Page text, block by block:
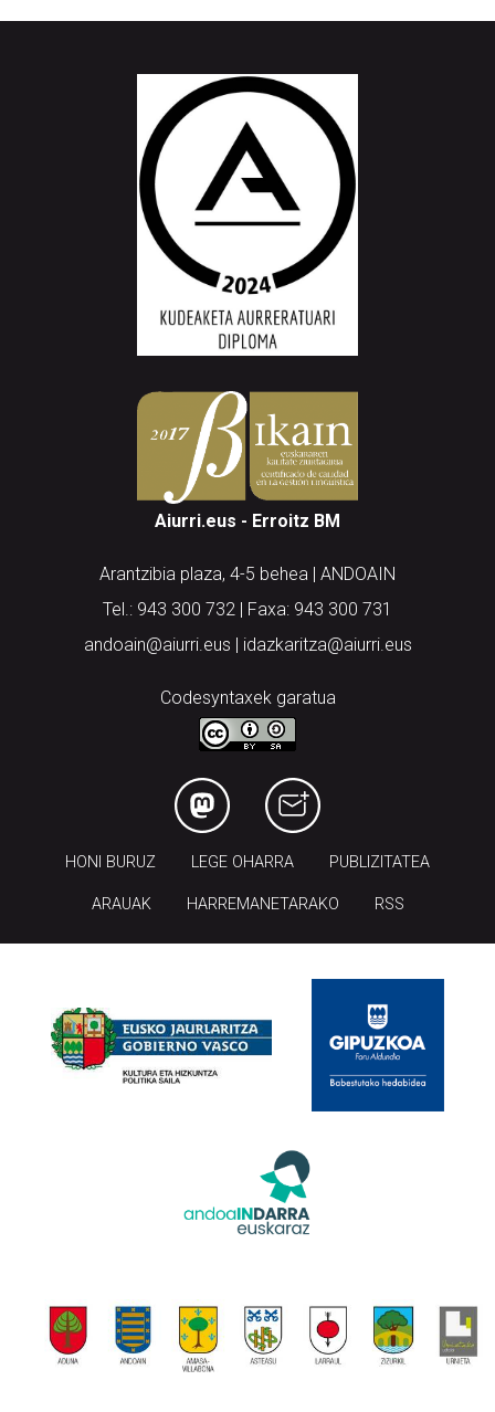
Aiurri.eus - Erroitz BM
Arantzibia plaza, 4-5 behea | ANDOAIN
Tel.: 943 300 732 | Faxa: 943 300 731
andoain@aiurri.eus | idazkaritza@aiurri.eus
Codesyntaxek garatua
HONI BURUZ LEGE OHARRA PUBLIZITATEA
ARAUAK HARREMANETARAKO RSS